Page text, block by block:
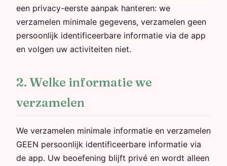
een privacy-eerste aanpak hanteren: we
verzamelen minimale gegevens, verzamelen geen
persoonlijk identificeerbare informatie via de app
en volgen uw activiteiten niet.
2. Welke informatie we
verzamelen
We verzamelen minimale informatie en verzamelen
GEEN persoonlijk identificeerbare informatie via
de app. Uw beoefening blijft privé en wordt alleen